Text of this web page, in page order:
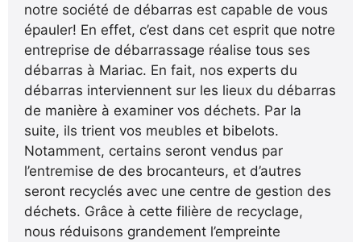
notre société de débarras est capable de vous
épauler! En effet, c’est dans cet esprit que notre
entreprise de débarrassage réalise tous ses
débarras à Mariac. En fait, nos experts du
débarras interviennent sur les lieux du débarras
de manière à examiner vos déchets. Par la
suite, ils trient vos meubles et bibelots.
Notamment, certains seront vendus par
l’entremise de des brocanteurs, et d’autres
seront recyclés avec une centre de gestion des
déchets. Grâce à cette filière de recyclage,
nous réduisons grandement l’empreinte